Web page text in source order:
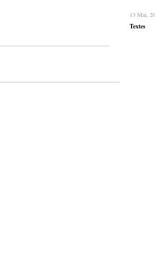
13 Mai,
Textes